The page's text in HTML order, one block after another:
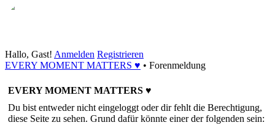
Hallo, Gast! Anmelden Registrieren
EVERY MOMENT MATTERS ♥ • Forenmeldung
EVERY MOMENT MATTERS ♥
Du bist entweder nicht eingeloggt oder dir fehlt die Berechtigung,
diese Seite zu sehen. Grund dafür könnte einer der folgenden sein: